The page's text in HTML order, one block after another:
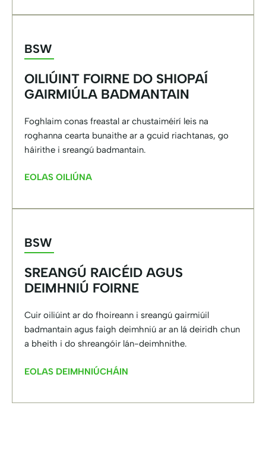
BSW
OILIÚINT FOIRNE DO SHIOPAÍ
GAIRMIÚLA BADMANTAIN
Foghlaim conas freastal ar chustaiméirí leis na
roghanna cearta bunaithe ar a gcuid riachtanas, go
háirithe i sreangú badmantain.
EOLAS OILIÚNA
BSW
SREANGÚ RAICÉID AGUS
DEIMHNIÚ FOIRNE
Cuir oiliúint ar do fhoireann i sreangú gairmiúil
badmantain agus faigh deimhniú ar an lá deiridh chun
a bheith i do shreangóir lán-deimhnithe.
EOLAS DEIMHNIÚCHÁIN